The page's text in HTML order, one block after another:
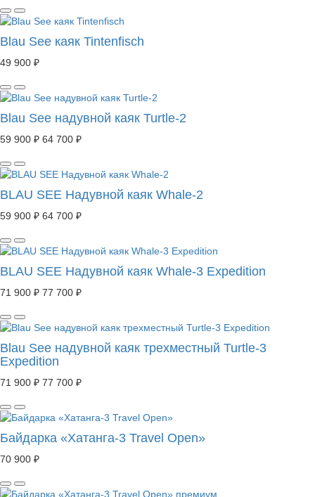
Blau See каяк Tintenfisch
49 900 ₽
Blau See надувной каяк Turtle-2
59 900 ₽ 64 700 ₽
BLAU SEE Надувной каяк Whale-2
59 900 ₽ 64 700 ₽
BLAU SEE Надувной каяк Whale-3 Expedition
71 900 ₽ 77 700 ₽
Blau See надувной каяк трехместный Turtle-3
Expedition
71 900 ₽ 77 700 ₽
Байдарка «Хатанга-3 Travel Open»
70 900 ₽